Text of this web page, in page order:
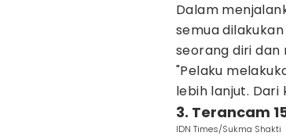
Dalam
semua
seorang diri dan
"Pelaku
lebih lanjut.
3. Terancam
IDN Times/Sukma Shakti